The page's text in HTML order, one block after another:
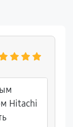
Hitachi